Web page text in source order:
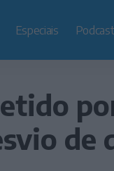
Especiais
de